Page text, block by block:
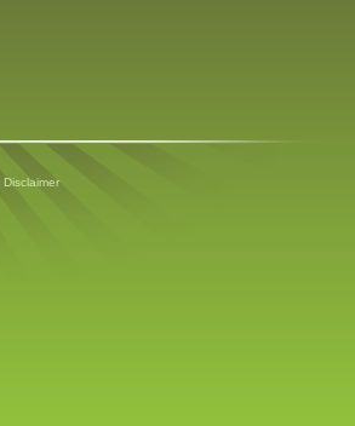
Disclaimer